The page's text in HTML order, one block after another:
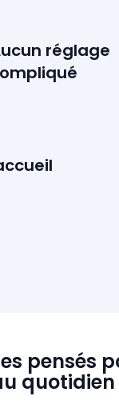
réglage
pensés
quotidien